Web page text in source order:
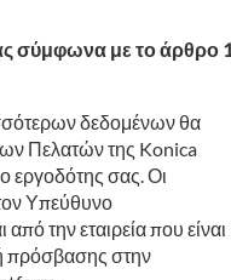
σύμφωνα με το άρθρο
δεδομένων θα
Πελατών της Konica
εργοδότης σας. Οι
Υπεύθυνο
την εταιρεία που είναι
πρόσβασης στην